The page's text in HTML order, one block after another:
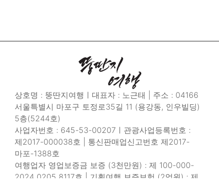
상호명 : 뚱딴지여행ㅣ대표자 : 노근태 | 주소 : 04166
서울특별시 마포구 토정로35길 11 (용강동, 인우빌딩)
5층(5244호)
사업자번호 : 645-53-00207ㅣ관광사업등록번호 :
제2017-000038호 | 통신판매업신고번호 제2017-
마포-1388호
여행업자 영업보증금 보증 (3천만원) : 제 100-000-
2024 0205 8117호 | 기획여행 보증보험 (2억원) : 제